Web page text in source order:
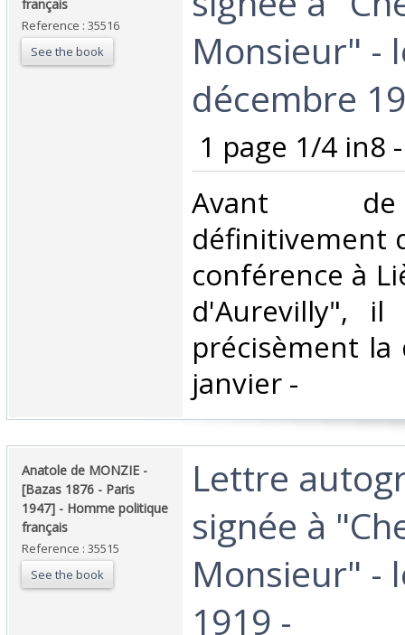
français‎
Reference : 35516
See the book
Monsieur" -
décembre
1 page 1/4 in8
‎Avant
définitivement
conférence à
d'Aurevilly",
précisèment
janvier - ‎
‎Anatole de MONZIE -
[Bazas 1876 - Paris
1947] - Homme politique
français‎
Reference : 35515
See the book
‎Lettre
signée à
Monsieur" -
1919 -‎